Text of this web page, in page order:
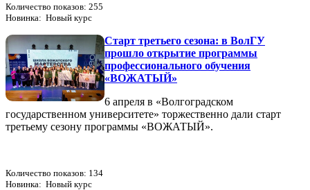
Количество показов: 255
Новинка: Новый курс
Старт третьего сезона: в ВолГУ
прошло открытие программы
профессионального обучения
«ВОЖАТЫЙ»
6 апреля в «Волгоградском
государственном университете» торжественно дали старт
третьему сезону программы «ВОЖАТЫЙ».
Количество показов: 134
Новинка: Новый курс